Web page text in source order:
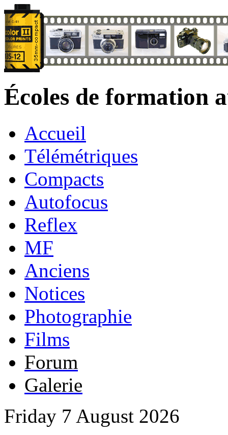
Écoles de formation
Accueil
Télémétriques
Compacts
Autofocus
Reflex
MF
Anciens
Notices
Photographie
Films
Forum
Galerie
Friday 7 August 2026